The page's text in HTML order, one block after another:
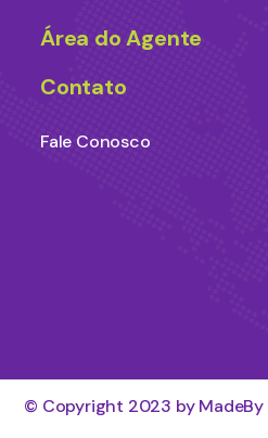
Área do Agente
Contato
Fale Conosco
© Copyright 2023 by MadeBy